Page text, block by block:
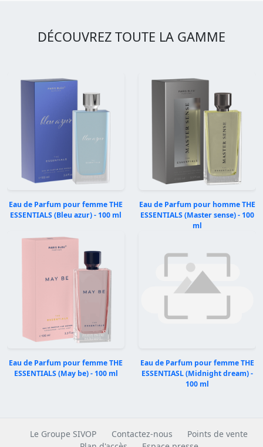
DÉCOUVREZ TOUTE LA GAMME
Eau de Parfum pour femme THE
ESSENTIALS (Bleu azur) - 100 ml
Eau de Parfum pour homme THE
ESSENTIALS (Master sense) - 100
ml
Eau de Parfum pour femme THE
ESSENTIALS (May be) - 100 ml
Eau de Parfum pour femme THE
ESSENTIASL (Midnight dream) -
100 ml
Précédent
Le Groupe SIVOP Contactez-nous
Points de vente